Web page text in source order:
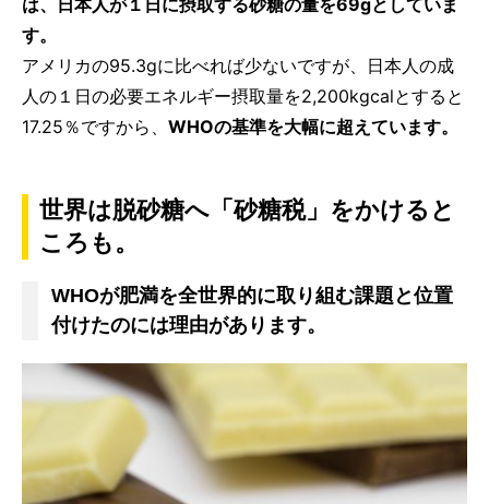
す。
アメリカの95.3gに比べれば少ないですが、日本人の成
人の１日の必要エネルギー摂取量を2,200kgcalとすると
17.25％ですから、 WHOの基準を大幅に超えています。
世界は脱砂糖へ「砂糖税」をかけると
ころも。
WHOが肥満を全世界的に取り組む課題と位置
付けたのには理由があります。